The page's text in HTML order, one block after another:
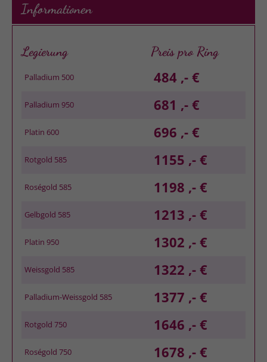
Informationen
Legierung Preis pro Ring
Palladium 500 484 ,- €
Palladium 950 681 ,- €
Platin 600 696 ,- €
Rotgold 585 1155 ,- €
Roségold 585 1198 ,- €
Gelbgold 585 1213 ,- €
Platin 950 1302 ,- €
Weissgold 585 1322 ,- €
Palladium-Weissgold 585 1377 ,- €
Rotgold 750 1646 ,- €
Roségold 750 1678 ,- €